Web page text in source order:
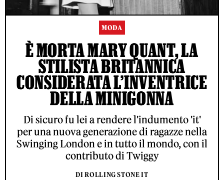
MODA
È MORTA MARY QUANT, LA
STILISTA BRITANNICA
CONSIDERATA L’INVENTRICE
DELLA MINIGONNA
Di sicuro fu lei a rendere l'indumento 'it'
per una nuova generazione di ragazze nella
Swinging London e in tutto il mondo, con il
contributo di Twiggy
DI ROLLING STONE IT